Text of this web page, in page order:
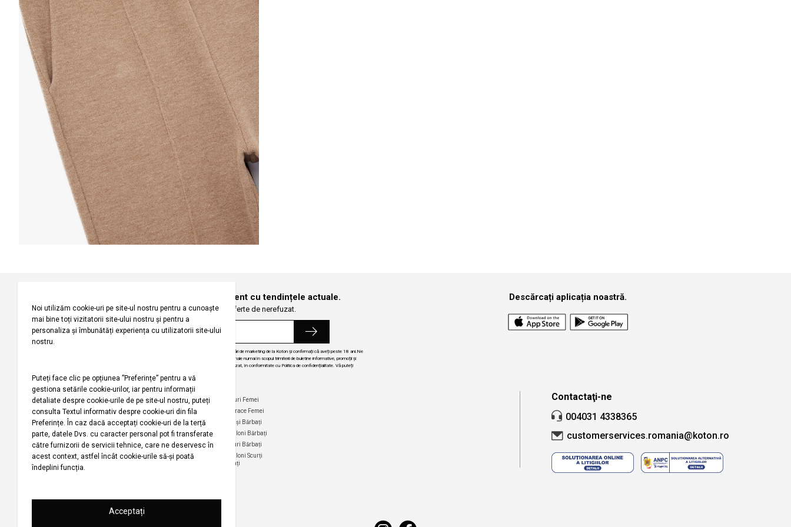
Înregistrați-vă pentru a fi la curent cu tendințele actuale.
Fiți primii care primesc oferte de nerefuzat.
Prin abonarea la buletinul nostru informativ, sunteți de acord să primiți comunicări de marketing de la Koton și confirmați că aveți peste 18 ani.Ne
angajăm să vă protejăm confidențialitatea și vom folosi informațiile dvs. personale numai în scopul trimiterii de buletine informative, promoții și
actualizări despre produsele și serviciile noastre, să vă oferim conținut personalizat, în conformitate cu Politica de confidențialitate. Vă puteți
Descărcați aplicația noastră.
Companie
Despre noi
Politica
privind
utilizarea
modulelor de
tip cookie
Termeni și
condiții
campanie
Ajutor
Întrebări frecvente
Politica de Anulare și
Urmărirea comenzii
fără înregistrare
Politica de
Categorii Populare
Rochii Femei
Tricouri Femei
Cămăși Femei
Pantaloni Femei
Fuste Femei
Maiouri Femei
Hanorace Femei
Cămași Bărbați
Pantaloni Bărbați
Tricouri Bărbați
Pantaloni Scurți
Bărbați
Contactaţi-ne
004031 4338365
customerservices.romania@koton.ro